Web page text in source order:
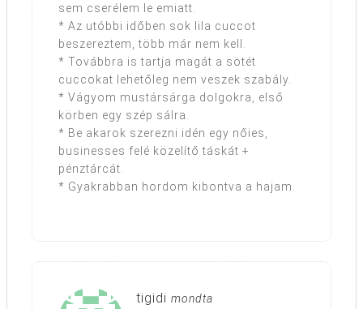
sem cserélem le emiatt.
* Az utóbbi időben sok lila cuccot
beszereztem, több már nem kell.
* Továbbra is tartja magát a sötét
cuccokat lehetőleg nem veszek szabály.
* Vágyom mustársárga dolgokra, első
körben egy szép sálra.
* Be akarok szerezni idén egy nőies,
businesses felé közelítő táskát +
pénztárcát.
* Gyakrabban hordom kibontva a hajam.
tigidi mondta